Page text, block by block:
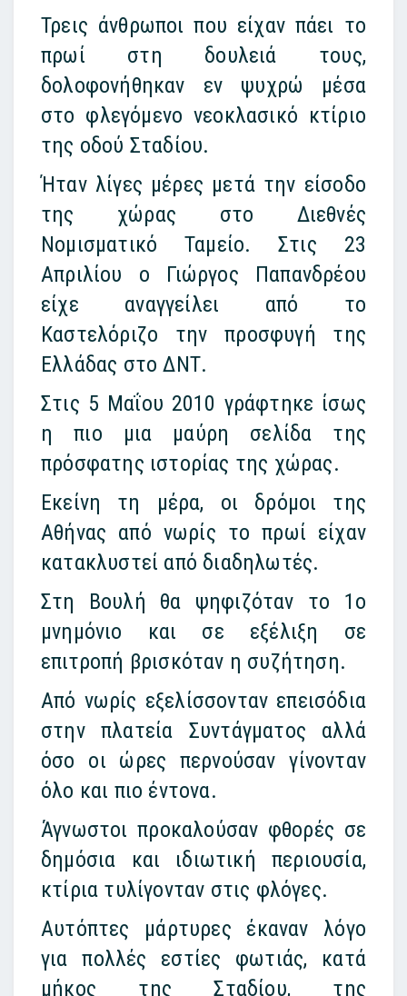
Τρεις άνθρωποι που είχαν πάει το
πρωί στη δουλειά τους,
δολοφονήθηκαν εν ψυχρώ μέσα
στο φλεγόμενο νεοκλασικό κτίριο
της οδού Σταδίου.
Ήταν λίγες μέρες μετά την είσοδο
της χώρας στο Διεθνές
Νομισματικό Ταμείο. Στις 23
Απριλίου ο Γιώργος Παπανδρέου
είχε αναγγείλει από το
Καστελόριζο την προσφυγή της
Ελλάδας στο ΔΝΤ.
Στις 5 Μαΐου 2010 γράφτηκε ίσως
η πιο μια μαύρη σελίδα της
πρόσφατης ιστορίας της χώρας.
Εκείνη τη μέρα, οι δρόμοι της
Αθήνας από νωρίς το πρωί είχαν
κατακλυστεί από διαδηλωτές.
Στη Βουλή θα ψηφιζόταν το 1ο
μνημόνιο και σε εξέλιξη σε
επιτροπή βρισκόταν η συζήτηση.
Από νωρίς εξελίσσονταν επεισόδια
στην πλατεία Συντάγματος αλλά
όσο οι ώρες περνούσαν γίνονταν
όλο και πιο έντονα.
Άγνωστοι προκαλούσαν φθορές σε
δημόσια και ιδιωτική περιουσία,
κτίρια τυλίγονταν στις φλόγες.
Αυτόπτες μάρτυρες έκαναν λόγο
για πολλές εστίες φωτιάς, κατά
μήκος της Σταδίου, της